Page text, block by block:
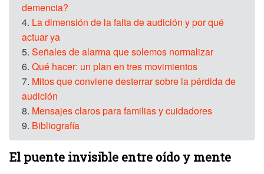
demencia?
4. La dimensión de la falta de audición y por qué
actuar ya
5. Señales de alarma que solemos normalizar
6. Qué hacer: un plan en tres movimientos
7. Mitos que conviene desterrar sobre la pérdida de
audición
8. Mensajes claros para familias y cuidadores
9. Bibliografía
El puente invisible entre oído y mente